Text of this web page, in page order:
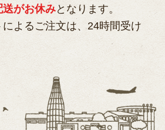
送がお休みとなります。
よるご注文は、24時間受け